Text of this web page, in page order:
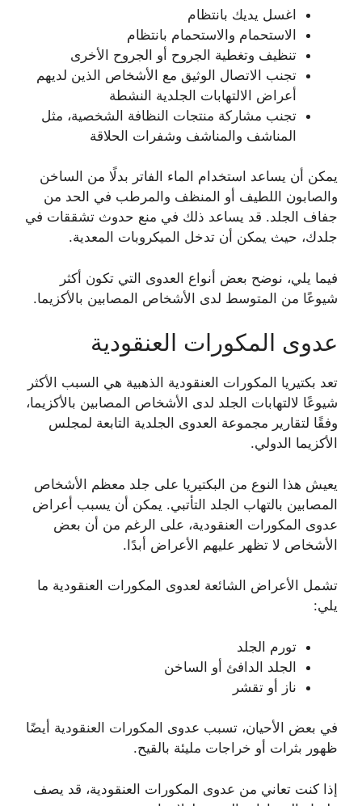
اغسل يديك بانتظام
الاستحمام والاستحمام بانتظام
تنظيف وتغطية الجروح أو الجروح الأخرى
تجنب الاتصال الوثيق مع الأشخاص الذين لديهم
أعراض الالتهابات الجلدية النشطة
تجنب مشاركة منتجات النظافة الشخصية، مثل
المناشف والمناشف وشفرات الحلاقة
يمكن أن يساعد استخدام الماء الفاتر بدلًا من الساخن
والصابون اللطيف أو المنظف والمرطب في الحد من
جفاف الجلد. قد يساعد ذلك في منع حدوث تشققات في
جلدك، حيث يمكن أن تدخل الميكروبات المعدية.
فيما يلي، نوضح بعض أنواع العدوى التي تكون أكثر
شيوعًا من المتوسط ​​لدى الأشخاص المصابين بالأكزيما.
عدوى المكورات العنقودية
تعد بكتيريا المكورات العنقودية الذهبية هي السبب الأكثر
شيوعًا لالتهابات الجلد لدى الأشخاص المصابين بالأكزيما،
وفقًا لتقارير مجموعة العدوى الجلدية التابعة لمجلس
الأكزيما الدولي.
يعيش هذا النوع من البكتيريا على جلد معظم الأشخاص
المصابين بالتهاب الجلد التأتبي. يمكن أن يسبب أعراض
عدوى المكورات العنقودية، على الرغم من أن بعض
الأشخاص لا تظهر عليهم الأعراض أبدًا.
تشمل الأعراض الشائعة لعدوى المكورات العنقودية ما
يلي:
تورم الجلد
الجلد الدافئ أو الساخن
ناز أو تقشر
في بعض الأحيان، تسبب عدوى المكورات العنقودية أيضًا
ظهور بثرات أو خراجات مليئة بالقيح.
إذا كنت تعاني من عدوى المكورات العنقودية، قد يصف